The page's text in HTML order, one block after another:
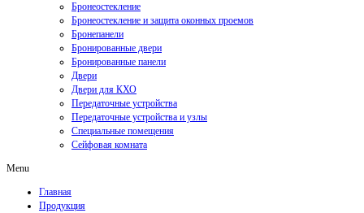
Бронеостекление
Бронеостекление и защита оконных проемов
Бронепанели
Бронированные двери
Бронированные панели
Двери
Двери для КХО
Передаточные устройства
Передаточные устройства и узлы
Специальные помещения
Сейфовая комната
Menu
Главная
Продукция